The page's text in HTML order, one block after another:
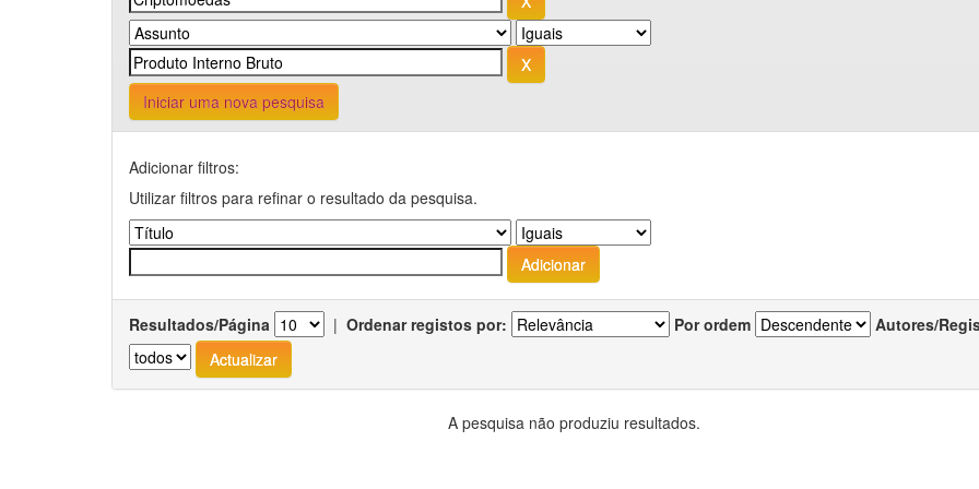
Iniciar uma nova pesquisa
Adicionar filtros:
Utilizar filtros para refinar o resultado da pesquisa.
Resultados/Página | Ordenar registos por: Por ordem Autores/
A pesquisa não produziu resultados.